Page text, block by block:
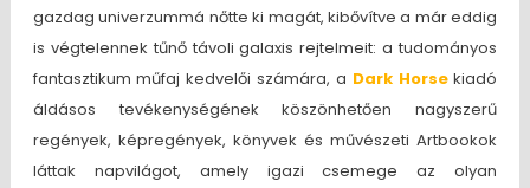
gazdag univerzummá nőtte ki magát, kibővítve a már eddig
is végtelennek tűnő távoli galaxis rejtelmeit: a tudományos
fantasztikum műfaj kedvelői számára, a Dark Horsekiadó
áldásos tevékenységének köszönhetően nagyszerű
regények, képregények, könyvek és művészeti Artbookok
láttak napvilágot, amely igazi csemege az olyan